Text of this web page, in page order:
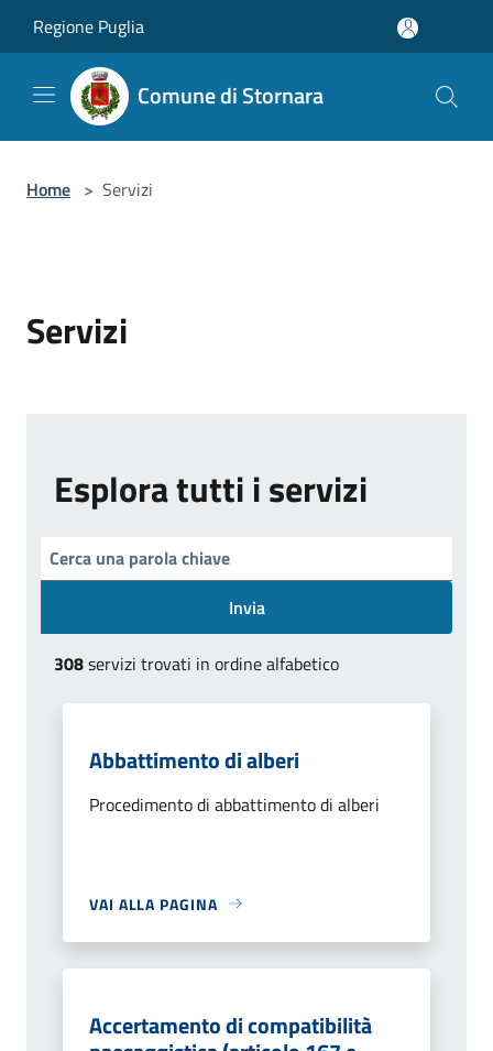
Regione Puglia
Comune di Stornara
Home > Servizi
Servizi
Esplora tutti i servizi
Invia
308servizi trovati in ordine alfabetico
Abbattimento di alberi
Procedimento di abbattimento di alberi
VAI ALLA PAGINA
Accertamento di compatibilità